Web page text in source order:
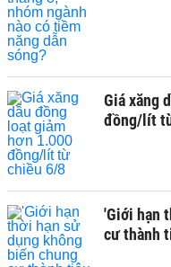
Giá xăng
đồng/lít
'Giới hạn
cư thành